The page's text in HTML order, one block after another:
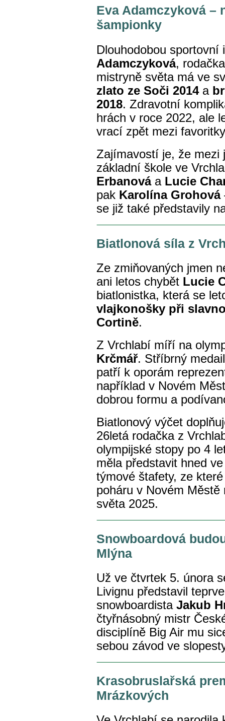
Eva Adamczyková –
šampionky
Dlouhodobou
Adamczyková,
mistryně světa má ve
zlato ze Soči 2014a
2018. Zdravotní
hrách v roce 2022, ale
vrací zpět mezi
Zajímavostí je, že mezi
základní škole ve
Erbanováa Lucie
pak Karolína Grohová
se již také představily
Biatlonová síla z
Ze zmiňovaných jmen
ani letos chybět Lucie
biatlonistka, která se
vlajkonošky při
Cortině.
Z Vrchlabí míří na
Krčmář. Stříbrný
patří k oporám
například v Novém
dobrou formu a
Biatlonový výčet
26letá rodačka z
olympijské stopy po 4
měla představit hned
týmové štafety, ze
poháru v Novém
světa 2025.
Snowboardová
Mlýna
Už ve čtvrtek 5. února
Livignu představil
snowboardista Jakub
čtyřnásobný mistr
disciplíně Big Air mu
sebou závod ve
Krasobruslařská
Mrázkových